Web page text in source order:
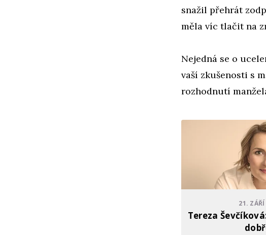
snažil přehrát
měla víc tlačit na
Nejedná se o
vaší zkušenosti s
rozhodnutí
21.
Tereza